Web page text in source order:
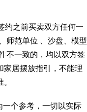
约之前买卖双方任何一
师范单位 、沙盘、模型
不一致的，均以双方签
居摆放指引，不能理
个参考，一切以实际